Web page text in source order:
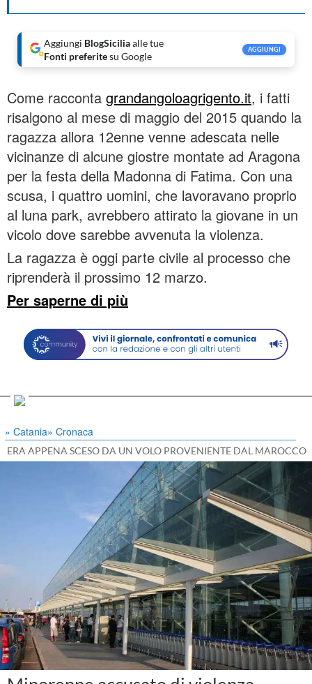
Aggiungi BlogSiciliaalle tue
Fonti preferitesu Google
AGGIUNGI
Come racconta grandangoloagrigento.it, i fatti
risalgono al mese di maggio del 2015 quando la
ragazza allora 12enne venne adescata nelle
vicinanze di alcune giostre montate ad Aragona
per la festa della Madonna di Fatima. Con una
scusa, i quattro uomini, che lavoravano proprio
al luna park, avrebbero attirato la giovane in un
vicolo dove sarebbe avvenuta la violenza.
La ragazza è oggi parte civile al processo che
riprenderà il prossimo 12 marzo.
Per saperne di più
» Catania» Cronaca
ERA APPENA SCESO DA UN VOLO PROVENIENTE DAL MAROCCO